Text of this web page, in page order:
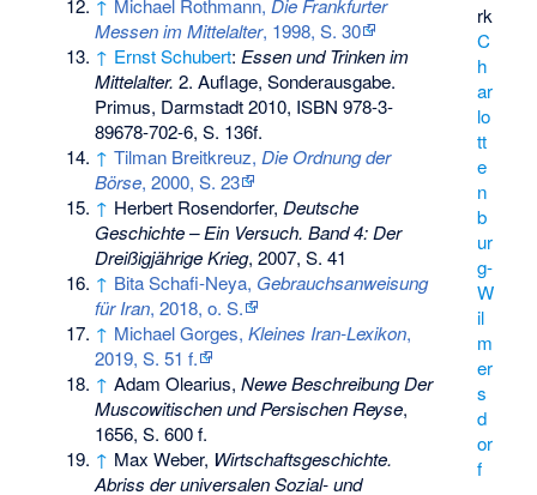
rk
C
h
ar
lo
tt
e
n
b
ur
g-
W
il
m
er
s
d
or
f
↑ Michael Rothmann,Die Frankfurter
Messen im Mittelalter, 1998, S. 30
↑ Ernst Schubert:Essen und Trinken im
Mittelalter. 2. Auflage, Sonderausgabe.
Primus, Darmstadt 2010, ISBN 978-3-
89678-702-6, S. 136f.
↑ Tilman Breitkreuz,Die Ordnung der
Börse, 2000, S. 23
↑ Herbert Rosendorfer,Deutsche
Geschichte – Ein Versuch. Band 4: Der
Dreißigjährige Krieg, 2007, S. 41
↑ Bita Schafi-Neya, Gebrauchsanweisung
für Iran, 2018, o. S.
↑ Michael Gorges,Kleines Iran-Lexikon,
2019, S. 51 f.
↑ Adam Olearius,Newe Beschreibung Der
Muscowitischen und Persischen Reyse,
1656, S. 600 f.
↑ Max Weber, Wirtschaftsgeschichte.
Abriss der universalen Sozial- und